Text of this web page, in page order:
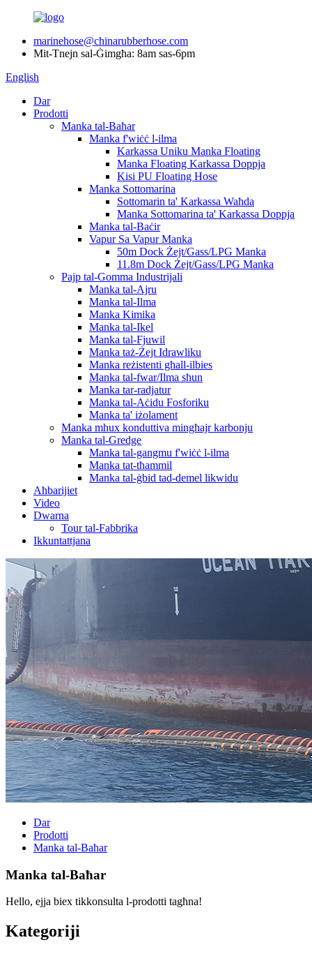
marinehose@chinarubberhose.com
Mit-Tnejn sal-Ġimgħa: 8am sas-6pm
English
Dar
Prodotti
Manka tal-Baħar
Manka f'wiċċ l-ilma
Karkassa Uniku Manka Floating
Manka Floating Karkassa Doppja
Kisi PU Floating Hose
Manka Sottomarina
Sottomarin ta' Karkassa Waħda
Manka Sottomarina ta' Karkassa Doppja
Manka tal-Baċir
Vapur Sa Vapur Manka
50m Dock Żejt/Gass/LPG Manka
11.8m Dock Żejt/Gass/LPG Manka
Pajp tal-Gomma Industrijali
Manka tal-Ajru
Manka tal-Ilma
Manka Kimika
Manka tal-Ikel
Manka tal-Fjuwil
Manka taż-Żejt Idrawliku
Manka reżistenti għall-ilbies
Manka tal-fwar/Ilma sħun
Manka tar-radjatur
Manka tal-Aċidu Fosforiku
Manka ta' iżolament
Manka mhux konduttiva mingħajr karbonju
Manka tal-Gredge
Manka tal-gangmu f'wiċċ l-ilma
Manka tat-tħammil
Manka tal-ġbid tad-demel likwidu
Aħbarijiet
Video
Dwarna
Tour tal-Fabbrika
Ikkuntattjana
Dar
Prodotti
Manka tal-Baħar
Manka tal-Baħar
Hello, ejja biex tikkonsulta l-prodotti tagħna!
Kategoriji